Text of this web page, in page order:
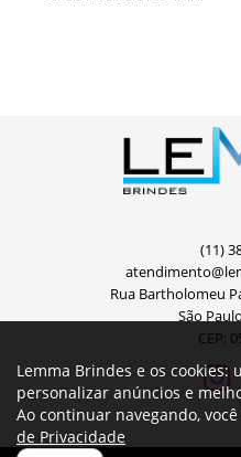
(11)
Rua Bartholomeu
São
CEP:
Lemma Brindes e os cookies:
personalizar anúncios e
Ao continuar navegando,
de Privacidade